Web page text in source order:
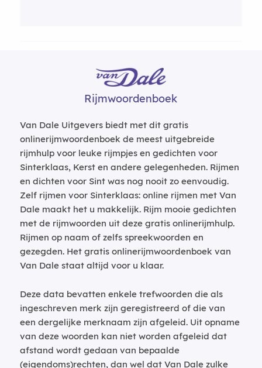
Rijmwoordenboek
Van Dale Uitgevers biedt met dit gratis
onlinerijmwoordenboek de meest uitgebreide
rijmhulp voor leuke rijmpjes en gedichten voor
Sinterklaas, Kerst en andere gelegenheden. Rijmen
en dichten voor Sint was nog nooit zo eenvoudig.
Zelf rijmen voor Sinterklaas: online rijmen met Van
Dale maakt het u makkelijk. Rijm mooie gedichten
met de rijmwoorden uit deze gratis onlinerijmhulp.
Rijmen op naam of zelfs spreekwoorden en
gezegden. Het gratis onlinerijmwoordenboek van
Van Dale staat altijd voor u klaar.
Deze data bevatten enkele trefwoorden die als
ingeschreven merk zijn geregistreerd of die van
een dergelijke merknaam zijn afgeleid. Uit opname
van deze woorden kan niet worden afgeleid dat
afstand wordt gedaan van bepaalde
(eigendoms)rechten, dan wel dat Van Dale zulke